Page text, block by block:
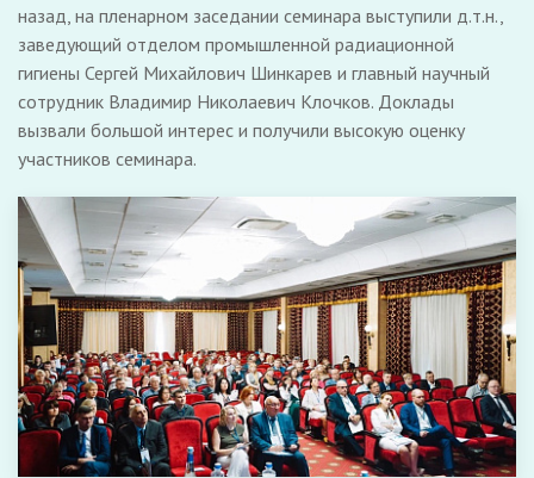
назад, на пленарном заседании семинара выступили д.т.н.,
заведующий отделом промышленной радиационной
гигиены Сергей Михайлович Шинкарев и главный научный
сотрудник Владимир Николаевич Клочков. Доклады
вызвали большой интерес и получили высокую оценку
участников семинара.